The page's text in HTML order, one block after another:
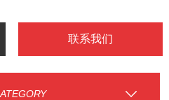
联系我们